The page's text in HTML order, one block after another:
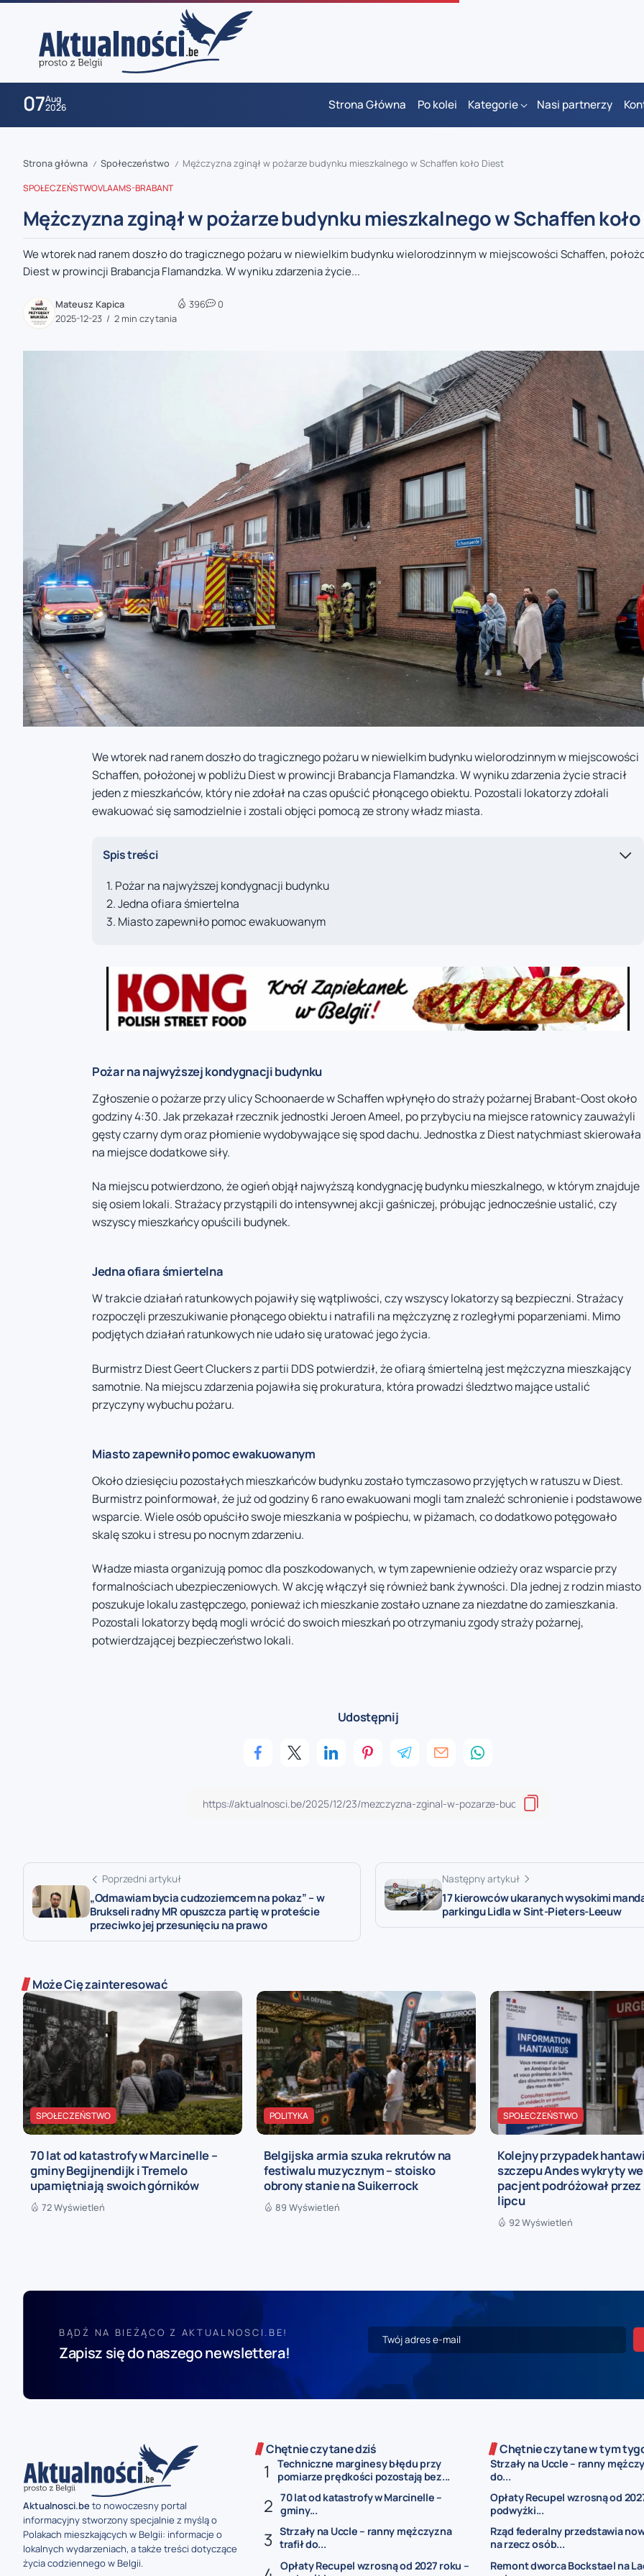
07Aug
2026 Strona Główna Po kolei Kategorie Nasi partnerzy
zaobserwuj nas
zaobserwuj nas
Strona główna / Społeczeństwo / Mężczyzna zginął w pożarze budynku mieszkalnego w Schaffen koło Diest
SPOŁECZEŃSTWOVLAAMS-BRABANT
Mężczyzna zginął w pożarze budynku mieszkalnego w Schaffen
We wtorek nad ranem doszło do tragicznego pożaru w niewielkim budynku wielorodzinnym w miejscowości Schaffen,
Diest w prowincji Brabancja Flamandzka. W wyniku zdarzenia życie...
Mateusz Kapica
2025-12-23
2 min czytania
396 0
We wtorek nad ranem doszło do tragicznego pożaru w niewielkim budynku wielorodzinnym w miejscowości
Schaffen, położonej w pobliżu Diest w prowincji Brabancja Flamandzka. W wyniku zdarzenia życie stracił
jeden z mieszkańców, który nie zdołał na czas opuścić płonącego obiektu. Pozostali lokatorzy zdołali
ewakuować się samodzielnie i zostali objęci pomocą ze strony władz miasta.
Spis treści
Pożar na najwyższej kondygnacji budynku
Jedna ofiara śmiertelna
Miasto zapewniło pomoc ewakuowanym
Pożar na najwyższej kondygnacji budynku
Zgłoszenie o pożarze przy ulicy Schoonaerde w Schaffen wpłynęło do straży pożarnej Brabant-Oost około
godziny 4:30. Jak przekazał rzecznik jednostki Jeroen Ameel, po przybyciu na miejsce ratownicy zauważyli
gęsty czarny dym oraz płomienie wydobywające się spod dachu. Jednostka z Diest natychmiast skierowała
na miejsce dodatkowe siły.
Na miejscu potwierdzono, że ogień objął najwyższą kondygnację budynku mieszkalnego, w którym znajduje
się osiem lokali. Strażacy przystąpili do intensywnej akcji gaśniczej, próbując jednocześnie ustalić, czy
wszyscy mieszkańcy opuścili budynek.
Jedna ofiara śmiertelna
W trakcie działań ratunkowych pojawiły się wątpliwości, czy wszyscy lokatorzy są bezpieczni. Strażacy
rozpoczęli przeszukiwanie płonącego obiektu i natrafili na mężczyznę z rozległymi poparzeniami. Mimo
podjętych działań ratunkowych nie udało się uratować jego życia.
Burmistrz Diest Geert Cluckers z partii DDS potwierdził, że ofiarą śmiertelną jest mężczyzna mieszkający
samotnie. Na miejscu zdarzenia pojawiła się prokuratura, która prowadzi śledztwo mające ustalić
przyczyny wybuchu pożaru.
Miasto zapewniło pomoc ewakuowanym
Około dziesięciu pozostałych mieszkańców budynku zostało tymczasowo przyjętych w ratuszu w Diest.
Burmistrz poinformował, że już od godziny 6 rano ewakuowani mogli tam znaleźć schronienie i podstawowe
wsparcie. Wiele osób opuściło swoje mieszkania w pośpiechu, w piżamach, co dodatkowo potęgowało
skalę szoku i stresu po nocnym zdarzeniu.
Władze miasta organizują pomoc dla poszkodowanych, w tym zapewnienie odzieży oraz wsparcie przy
formalnościach ubezpieczeniowych. W akcję włączył się również bank żywności. Dla jednej z rodzin miasto
poszukuje lokalu zastępczego, ponieważ ich mieszkanie zostało uznane za niezdatne do zamieszkania.
Pozostali lokatorzy będą mogli wrócić do swoich mieszkań po otrzymaniu zgody straży pożarnej,
potwierdzającej bezpieczeństwo lokali.
Udostępnij
Poprzedni artykuł
„Odmawiam bycia cudzoziemcem na pokaz” – w
Brukseli radny MR opuszcza partię w proteście
przeciwko jej przesunięciu na prawo
Następny artykuł
17 kierowców ukaranych wysokimi
parkingu Lidla w Sint-Pieters-Leeuw
Może Cię zainteresować
SPOŁECZEŃSTWO
70 lat od katastrofy w Marcinelle –
gminy Begijnendijk i Tremelo
upamiętniają swoich górników
72 Wyświetleń
POLITYKA
Belgijska armia szuka rekrutów na
festiwalu muzycznym – stoisko
obrony stanie na Suikerrock
89 Wyświetleń
SPOŁECZEŃSTWO
Kolejny przypadek
szczepu Andes wykryty
pacjent podróżował przez
lipcu
92 Wyświetleń
BĄDŹ NA BIEŻĄCO Z AKTUALNOSCI.BE!
Zapisz się do naszego newslettera!
Aktualnosci.beto nowoczesny portal
informacyjny stworzony specjalnie z myślą o
Polakach mieszkających w Belgii: informacje o
lokalnych wydarzeniach, a także treści dotyczące
życia codziennego w Belgii.
Chętnie czytane dziś
Techniczne marginesy błędu przy
pomiarze prędkości pozostają bez...
70 lat od katastrofy w Marcinelle –
gminy...
Strzały na Uccle – ranny mężczyzna
trafił do...
Opłaty Recupel wzrosną od 2027 roku –
Chętnie czytane w tym
Strzały na Uccle – ranny
do...
Opłaty Recupel wzrosną od
podwyżki...
Rząd federalny przedstawia
na rzecz osób...
Remont dworca Bockstael na